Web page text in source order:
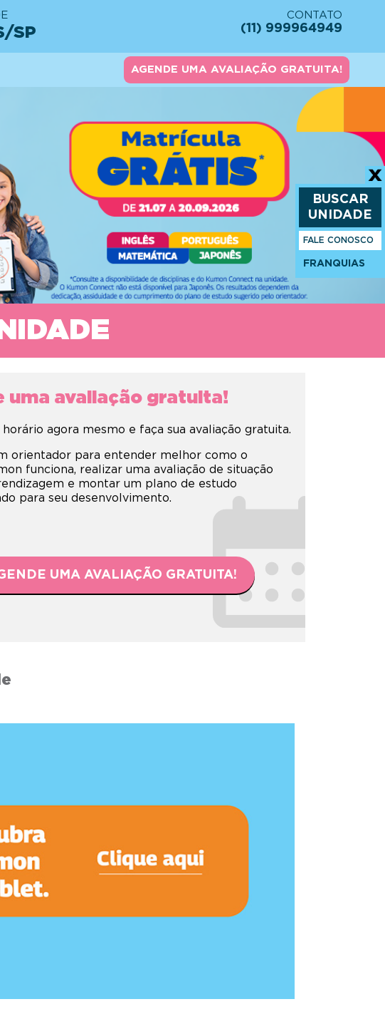
SP
CONTATO
(11) 999964949
AGENDE UMA AVALIAÇÃO GRATUITA!
uma avaliação gratuita!
agora mesmo e faça sua avaliação gratuita.
orientador para entender melhor como o
funciona, realizar uma avaliação de situação
e montar um plano de estudo
para seu desenvolvimento.
UMA AVALIAÇÃO GRATUITA!
BUSCAR
UNIDADE
FALE CONOSCO
FRANQUIAS